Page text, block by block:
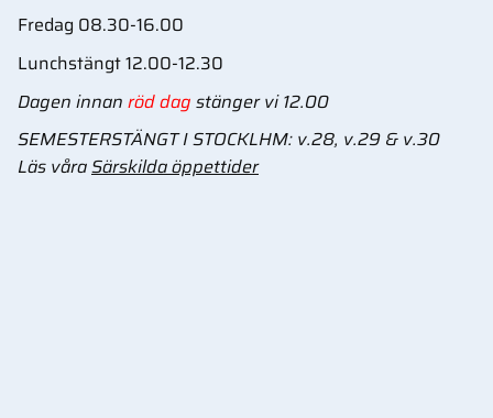
Fredag 08.30-16.00
Lunchstängt 12.00-12.30
Dagen innan röd dag stänger vi 12.00
SEMESTERSTÄNGT I STOCKLHM: v.28, v.29 & v.30
Läs våraSärskilda öppettider